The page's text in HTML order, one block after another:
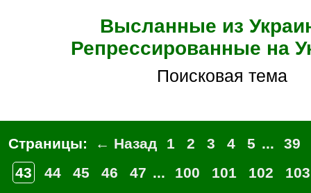
Высланные из
Репрессированные на
Поисковая тема
Страницы: ← Назад 1 2 3 4 5 ...
39
43
44 45 46 47 ... 100 101 102
103